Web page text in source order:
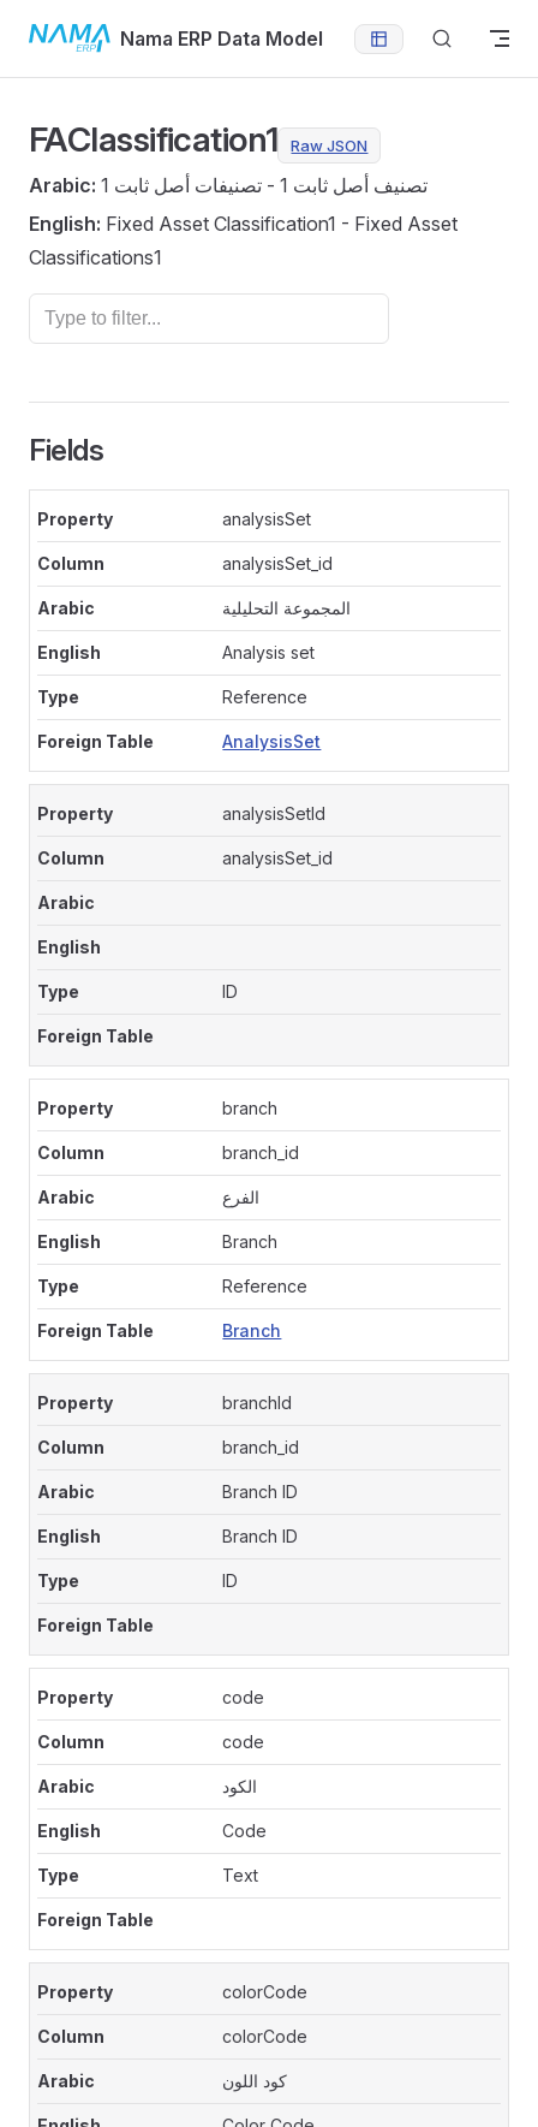
Skip to contentNama ERP Data Model
FAClassification1 Raw JSON
Arabic:
تصنيف أصل ثابت 1 - تصنيفات أصل ثابت 1
English: Fixed Asset Classification1 - Fixed Asset
Classifications1
Fields
analysisSet
analysisSet_id
المجموعة التحليلية
Analysis set
Reference
AnalysisSet
analysisSetId
analysisSet_id
ID
branch
branch_id
الفرع
Branch
Reference
Branch
branchId
branch_id
Branch ID
Branch ID
ID
code
code
الكود
Code
Text
colorCode
colorCode
كود اللون